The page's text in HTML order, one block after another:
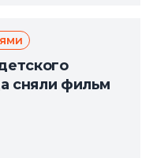
сняли фильм